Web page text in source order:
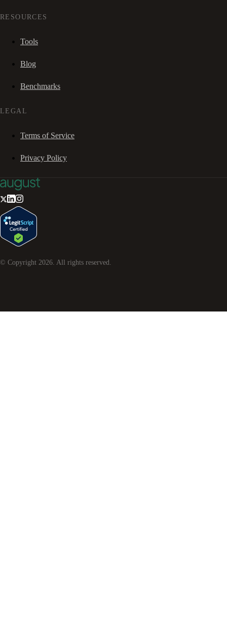
RESOURCES
Tools
Blog
Benchmarks
LEGAL
Terms of Service
Privacy Policy
© Copyright 2026 . All rights reserved.